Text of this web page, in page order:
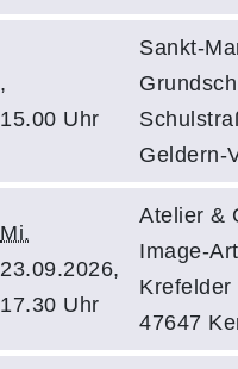
,
15.00 Uhr
Sankt-
Geldern-
Mi.
23.09.2026,
17.30 Uhr
Atelier &
Image-
Krefelder
47647